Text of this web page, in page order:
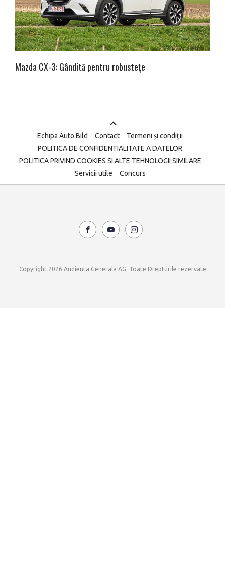
Mazda CX-3: Gândită pentru robustețe
Echipa Auto Bild Contact
Termeni și condiții
POLITICA DE CONFIDENTIALITATE A DATELOR
POLITICA PRIVIND COOKIES SI ALTE TEHNOLOGII SIMILARE
Servicii utile
Concurs
Copyright 2026 Audienta Generala AG. Toate Drepturile rezervate